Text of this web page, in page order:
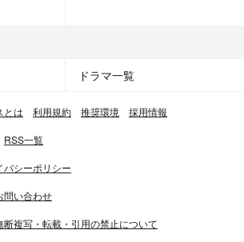
ドラマ一覧
とは 利用規約 推奨環境 採用情報
RSS一覧
バシーポリシー
問い合わせ
複写・転載・引用の禁止について